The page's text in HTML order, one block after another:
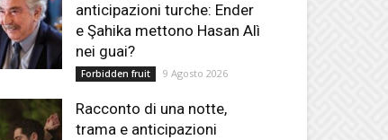
anticipazioni turche: Ender
e Şahika mettono Hasan Alì
nei guai?
Forbidden fruit 9 Agosto 2026
Racconto di una notte,
trama e anticipazioni